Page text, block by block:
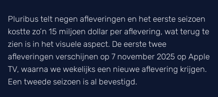
Pluribus telt negen afleveringen en het eerste seizoen
kostte zo’n 15 miljoen dollar per aflevering, wat terug te
zien is in het visuele aspect. De eerste twee
afleveringen verschijnen op 7 november 2025 op Apple
TV, waarna we wekelijks een nieuwe aflevering krijgen.
Een tweede seizoen is al bevestigd.